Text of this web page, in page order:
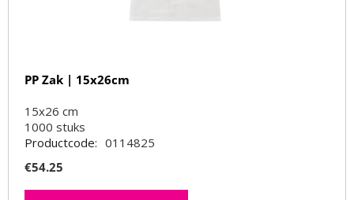
PP Zak | 15x26cm
15x26 cm
1000 stuks
Productcode: 0114825
€54.25